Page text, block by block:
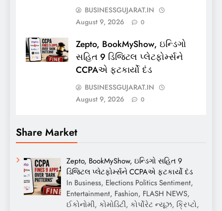
BUSINESSGUJARAT.IN
August 9, 2026
0
Zepto, BookMyShow, ઇન્ડિગો
સહિત 9 ડિજિટલ પ્લેટફોર્મ્સને
CCPAએ ફટકાર્યો દંડ
BUSINESSGUJARAT.IN
August 9, 2026
0
Share Market
Zepto, BookMyShow, ઇન્ડિગો સહિત 9
ડિજિટલ પ્લેટફોર્મ્સને CCPAએ ફટકાર્યો દંડ
In Business, Elections Politics Sentiment,
Entertainment, Fashion, FLASH NEWS,
ઈકોનોમી, કોમોડિટી, કોર્પોરેટ ન્યૂઝ, ક્રિપ્ટો,